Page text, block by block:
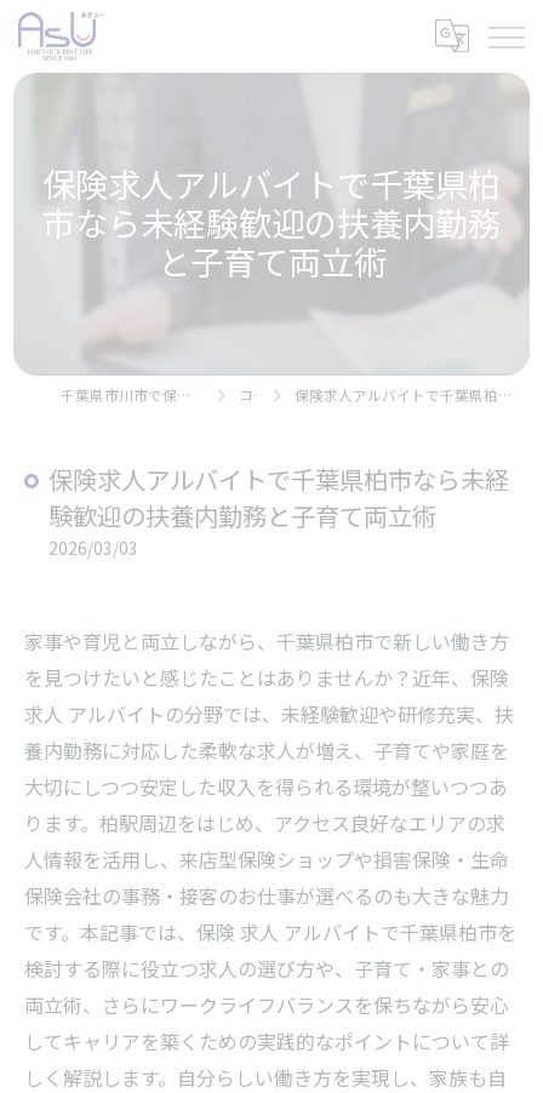
保険求人アルバイトで千葉県柏
市なら未経験歓迎の扶養内勤務
と子育て両立術
千葉県市川市で保険の求人なら株式会社アスユー コラム 保険求人アルバイトで千葉県柏市なら未経験歓迎の扶養内勤務と子育て両立術
保険求人アルバイトで千葉県柏市なら未経
験歓迎の扶養内勤務と子育て両立術
2026/03/03
家事や育児と両立しながら、千葉県柏市で新しい働き方
を見つけたいと感じたことはありませんか？近年、保険
求人 アルバイトの分野では、未経験歓迎や研修充実、扶
養内勤務に対応した柔軟な求人が増え、子育てや家庭を
大切にしつつ安定した収入を得られる環境が整いつつあ
ります。柏駅周辺をはじめ、アクセス良好なエリアの求
人情報を活用し、来店型保険ショップや損害保険・生命
保険会社の事務・接客のお仕事が選べるのも大きな魅力
です。本記事では、保険 求人 アルバイトで千葉県柏市を
検討する際に役立つ求人の選び方や、子育て・家事との
両立術、さらにワークライフバランスを保ちながら安心
してキャリアを築くための実践的なポイントについて詳
しく解説します。自分らしい働き方を実現し、家族も自